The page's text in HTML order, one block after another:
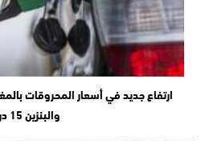
والبنزين 15 درهما